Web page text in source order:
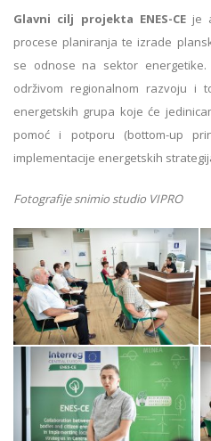
Glavni cilj projekta ENES-CEje
procese planiranja te izrade
se odnose na sektor
održivom regionalnom razvoju i
energetskih grupa koje će
pomoć i potporu (bottom-up
implementacije energetskih
Fotografije snimio studio VIPRO